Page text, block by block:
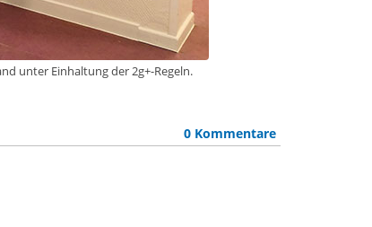
unter Einhaltung der 2g+-Regeln.
0 Kommentare